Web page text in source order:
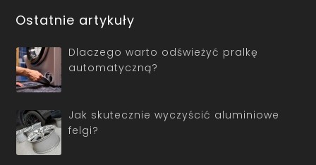
Ostatnie artykuły
Dlaczego warto odświeżyć pralkę
automatyczną?
Jak skutecznie wyczyścić aluminiowe
felgi?